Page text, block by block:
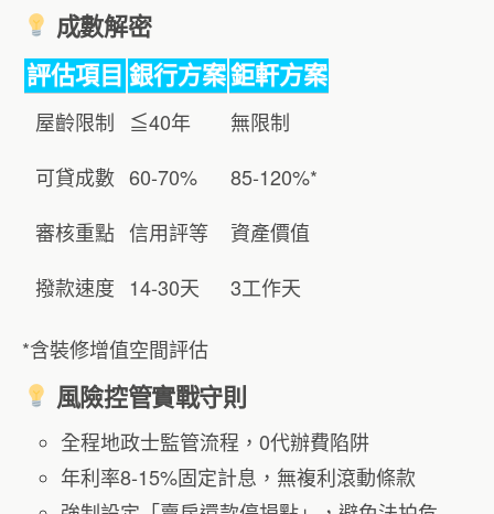
成數解密
評估項目 銀行方案鉅軒方案
屋齡限制 ≦40年
無限制
可貸成數 60-70%
85-120%*
審核重點 信用評等
資產價值
撥款速度
14-30天 3工作天
*含裝修增值空間評估
風險控管實戰守則
全程地政士監管流程，0代辦費陷阱
年利率8-15%固定計息，無複利滾動條款